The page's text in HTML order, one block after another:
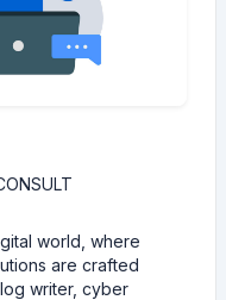
world, where
are crafted
writer, cyber